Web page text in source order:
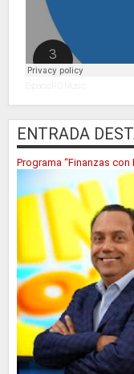
EspacioRD Music
ENTRADA
Programa “Finanzas